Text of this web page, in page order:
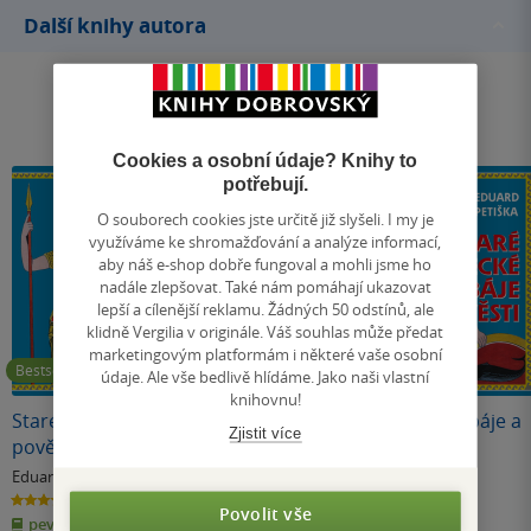
Další knihy autora
Bestseller
Staré řecké báje a
pověsti
Eduard Petiška
4.5
z
5 pevná vazba
Báje a pověsti
starého Egypta a
pevná vazba
Staré řecké báje a
Cookies a osobní údaje? Knihy to
potřebují.
O souborech cookies jste určitě již slyšeli. I my je
využíváme ke shromažďování a analýze informací,
aby náš e-shop dobře fungoval a mohli jsme ho
nadále zlepšovat. Také nám pomáhají ukazovat
lepší a cílenější reklamu. Žádných 50 odstínů, ale
klidně Vergilia v originále. Váš souhlas může předat
marketingovým platformám i některé vaše osobní
údaje. Ale vše bedlivě hlídáme. Jako naši vlastní
knihovnu!
Zjistit více
Povolit vše